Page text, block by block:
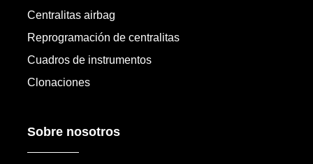
Centralitas airbag
Reprogramación de centralitas
Cuadros de instrumentos
Clonaciones
Sobre nosotros